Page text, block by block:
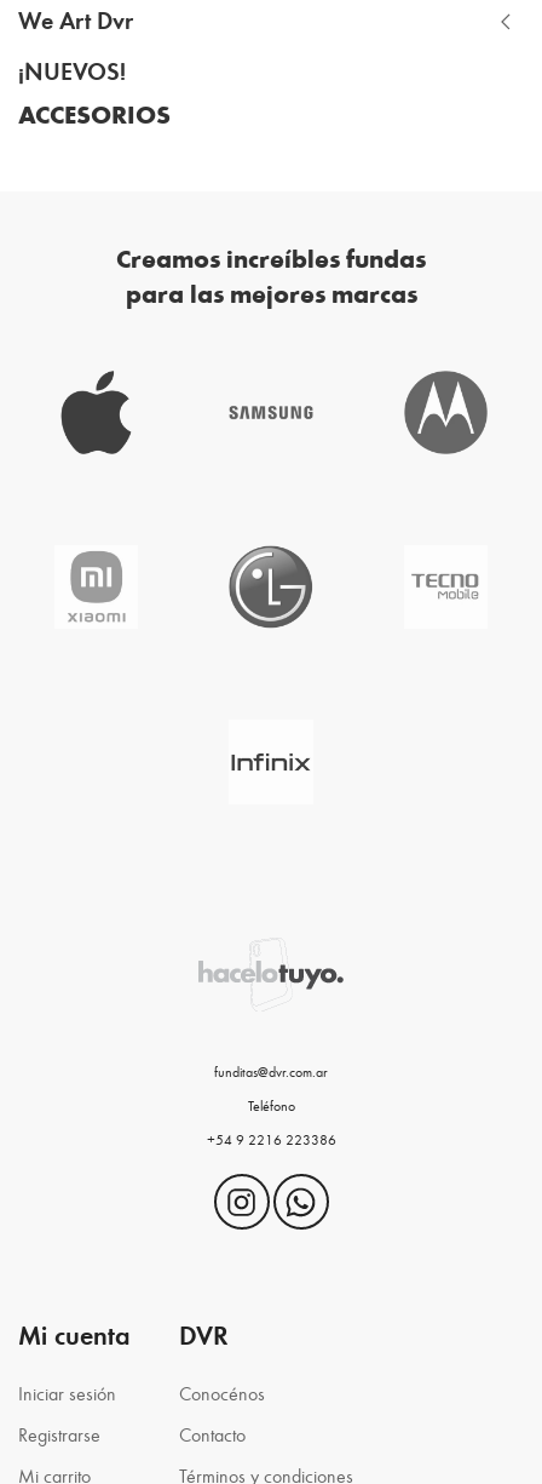
We Art Dvr
¡NUEVOS!
ACCESORIOS
Creamos increíbles fundas
para las mejores marcas
funditas@dvr.com.ar
Teléfono
+54 9 2216 223386
Mi cuenta
Iniciar sesión
Registrarse
Mi carrito
DVR
Conocénos
Contacto
Términos y condiciones